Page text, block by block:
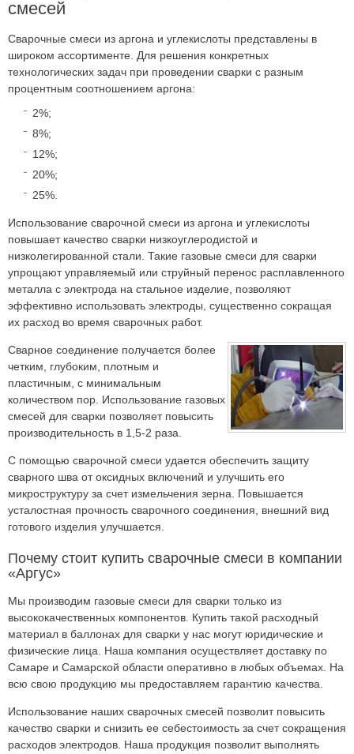
смесей
Сварочные смеси из аргона и углекислоты представлены в
широком ассортименте. Для решения конкретных
технологических задач при проведении сварки с разным
процентным соотношением аргона:
2%;
8%;
12%;
20%;
25%.
Использование сварочной смеси из аргона и углекислоты
повышает качество сварки низкоуглеродистой и
низколегированной стали. Такие газовые смеси для сварки
упрощают управляемый или струйный перенос расплавленного
металла с электрода на стальное изделие, позволяют
эффективно использовать электроды, существенно сокращая
их расход во время сварочных работ.
Сварное соединение получается более
четким, глубоким, плотным и
пластичным, с минимальным
количеством пор. Использование газовых
смесей для сварки позволяет повысить
производительность в 1,5-2 раза.
С помощью сварочной смеси удается обеспечить защиту
сварного шва от оксидных включений и улучшить его
микроструктуру за счет измельчения зерна. Повышается
усталостная прочность сварочного соединения, внешний вид
готового изделия улучшается.
Почему стоит купить сварочные смеси в компании
«Аргус»
Мы производим газовые смеси для сварки только из
высококачественных компонентов. Купить такой расходный
материал в баллонах для сварки у нас могут юридические и
физические лица. Наша компания осуществляет доставку по
Самаре и Самарской области оперативно в любых объемах. На
всю свою продукцию мы предоставляем гарантию качества.
Использование наших сварочных смесей позволит повысить
качество сварки и снизить ее себестоимость за счет сокращения
расходов электродов. Наша продукция позволит выполнять